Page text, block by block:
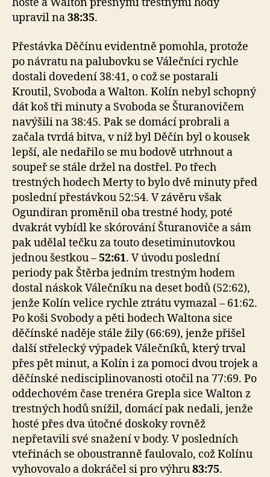
hosté a Walton přesnými trestnými hody
upravil na38:35.
Přestávka Děčínu evidentně pomohla, protože
po návratu na palubovku se Válečníci rychle
dostali dovedení 38:41, o což se postarali
Kroutil, Svoboda a Walton. Kolín nebyl schopný
dát koš tři minuty a Svoboda se Šturanovičem
navýšili na 38:45. Pak se domácí probrali a
začala tvrdá bitva, v níž byl Děčín byl o kousek
lepší, ale nedařilo se mu bodově utrhnout a
soupeř se stále držel na dostřel. Po třech
trestných hodech Merty to bylo dvě minuty před
poslední přestávkou 52:54. V závěru však
Ogundiran proměnil oba trestné hody, poté
dvakrát vybídl ke skórování Šturanoviče a sám
pak udělal tečku za touto desetiminutovkou
jednou šestkou –52:61. V úvodu poslední
periody pak Štěrba jedním trestným hodem
dostal náskok Válečníku na deset bodů (52:62),
jenže Kolín velice rychle ztrátu vymazal – 61:62.
Po koši Svobody a pěti bodech Waltona sice
děčínské naděje stále žily (66:69), jenže přišel
další střelecký výpadek Válečníků, který trval
přes pět minut, a Kolín i za pomoci dvou trojek a
děčínské nedisciplinovanosti otočil na 77:69. Po
oddechovém čase trenéra Grepla sice Walton z
trestných hodů snížil, domácí pak nedali, jenže
hosté přes dva útočné doskoky rovněž
nepřetavili své snažení v body. V posledních
vteřinách se oboustranně faulovalo, což Kolínu
vyhovovalo a dokráčel si pro výhru83:75.